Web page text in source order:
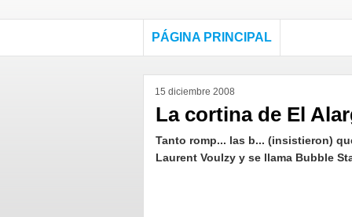
PÁGINA PRINCIPAL
15 diciembre 2008
La cortina de El
Tanto romp... las b... (insistieron)
Laurent Voulzy y se llama Bubble